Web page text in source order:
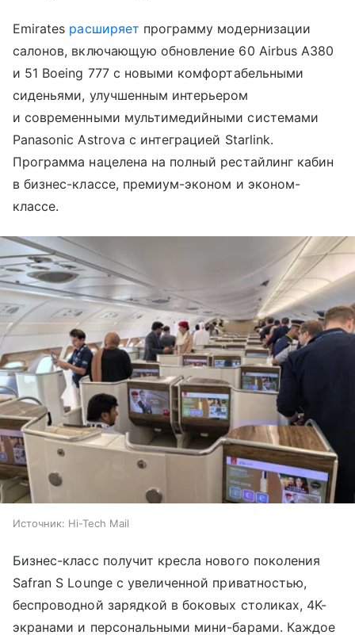
Emirates расширяет программу модернизации
салонов, включающую обновление 60 Airbus A380
и 51 Boeing 777 с новыми комфортабельными
сиденьями, улучшенным интерьером
и современными мультимедийными системами
Panasonic Astrova с интеграцией Starlink.
Программа нацелена на полный рестайлинг кабин
в бизнес-классе, премиум-эконом и эконом-
классе.
Источник: Hi-Tech Mail
Бизнес-класс получит кресла нового поколения
Safran S Lounge с увеличенной приватностью,
беспроводной зарядкой в боковых столиках, 4K-
экранами и персональными мини-барами. Каждое